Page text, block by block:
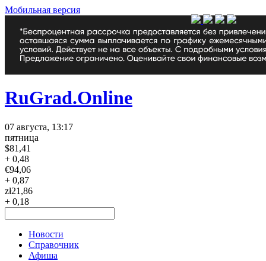
Мобильная версия
RuGrad.Online
07 августа, 13:17
пятница
$81,41
+ 0,48
€94,06
+ 0,87
zł21,86
+ 0,18
Новости
Справочник
Афиша